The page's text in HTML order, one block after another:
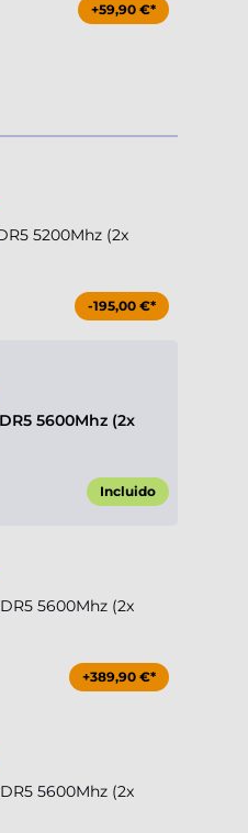
+59,90 €*
5200Mhz (2x
-195,00 €*
5600Mhz (2x
Incluido
5600Mhz (2x
+389,90 €*
5600Mhz (2x